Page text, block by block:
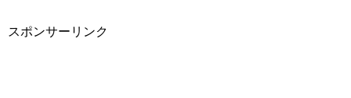
スポンサーリンク